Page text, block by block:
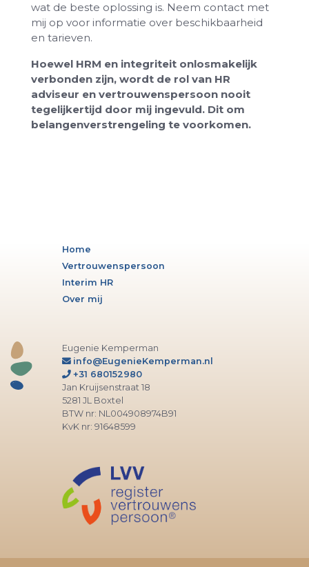
wat de beste oplossing is. Neem contact met
mij op voor informatie over beschikbaarheid
en tarieven.
Hoewel HRM en integriteit onlosmakelijk
verbonden zijn, wordt de rol van HR
adviseur en vertrouwenspersoon nooit
tegelijkertijd door mij ingevuld. Dit om
belangenverstrengeling te voorkomen.
Eugenie Kemperman
info@EugenieKemperman.nl
+31 680152980
Jan Kruijsenstraat 18
5281 JL Boxtel
BTW nr: NL004908974B91
KvK nr: 91648599
Home
Vertrouwenspersoon
Interim HR
Over mij